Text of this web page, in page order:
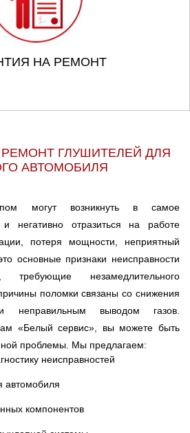
НА РЕМОНТ
ГЛУШИТЕЛЕЙ ДЛЯ
АВТОМОБИЛЯ
могут возникнуть в самое
негативно отразиться на работе
потеря мощности, неприятный
основные признаки неисправности
требующие незамедлительного
поломки связаны со снижения
неправильным выводом газов.
«Белый сервис», вы можете быть
проблемы. Мы предлагаем:
неисправностей
автомобиля
компонентов